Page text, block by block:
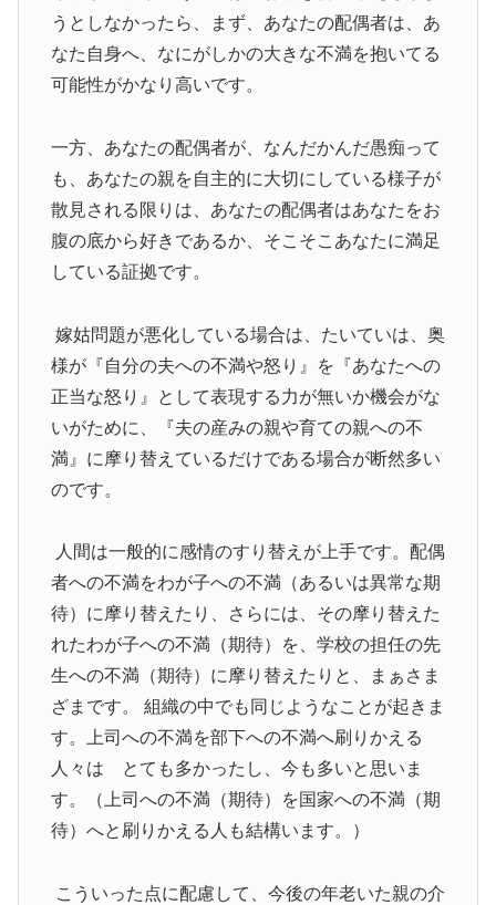
うとしなかったら、まず、あなたの配偶者は、あ
なた自身へ、なにがしかの大きな不満を抱いてる
可能性がかなり高いです。
一方、あなたの配偶者が、なんだかんだ愚痴って
も、あなたの親を自主的に大切にしている様子が
散見される限りは、あなたの配偶者はあなたをお
腹の底から好きであるか、そこそこあなたに満足
している証拠です。
嫁姑問題が悪化している場合は、たいていは、奥
様が『自分の夫への不満や怒り』を『あなたへの
正当な怒り』として表現する力が無いか機会がな
いがために、『夫の産みの親や育ての親への不
満』に摩り替えているだけである場合が断然多い
のです。
人間は一般的に感情のすり替えが上手です。配偶
者への不満をわが子への不満（あるいは異常な期
待）に摩り替えたり、さらには、その摩り替えた
れたわが子への不満（期待）を、学校の担任の先
生への不満（期待）に摩り替えたりと、まぁさま
ざまです。 組織の中でも同じようなことが起きま
す。上司への不満を部下への不満へ刷りかえる
人々は とても多かったし、今も多いと思いま
す。（上司への不満（期待）を国家への不満（期
待）へと刷りかえる人も結構います。）
こういった点に配慮して、今後の年老いた親の介